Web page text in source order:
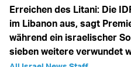
Erreichen des Litani: Die
im Libanon aus, sagt
während ein israelischer
sieben weitere verwundet